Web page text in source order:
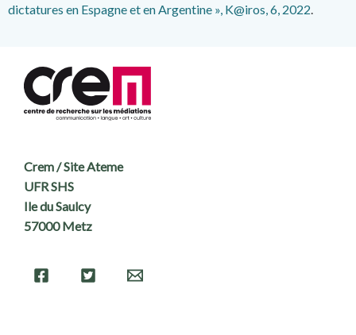
dictatures en Espagne et en Argentine », K@iros, 6, 2022
Crem / Site Ateme
UFR SHS
Ile du Saulcy
57000 Metz